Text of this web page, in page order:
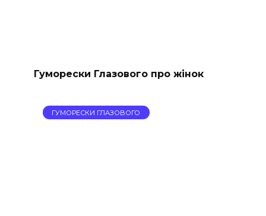
Гуморески Глазового про жінок
ГУМОРЕСКИ ГЛАЗОВОГО